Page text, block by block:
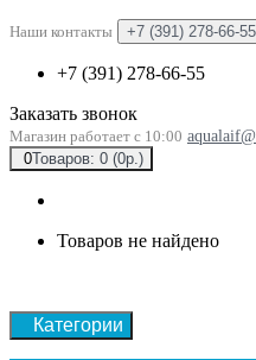
Наши контакты +7 (391) 278-66-55
+7 (391) 278-66-55
Заказать звонок
Магазин работает с 10:00
0Товаров: 0 (0р.)
Товаров не найдено
Категории